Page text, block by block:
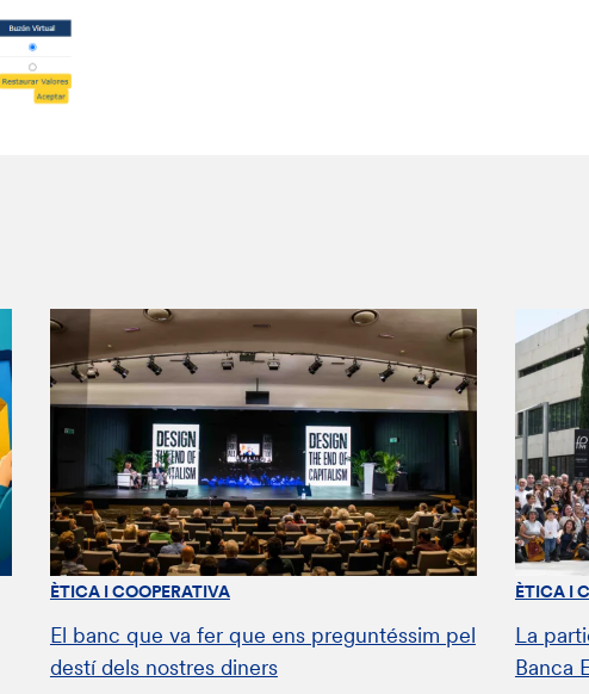
ÈTICA I COOPERATIVA
El banc que va fer que ens preguntéssim pel
destí dels nostres diners
ÈTICA I
La
Banca